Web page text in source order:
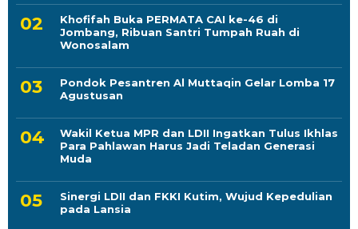
Khofifah Buka PERMATA CAI ke-46 di
Jombang, Ribuan Santri Tumpah Ruah di
Wonosalam
Pondok Pesantren Al Muttaqin Gelar Lomba 17
Agustusan
Wakil Ketua MPR dan LDII Ingatkan Tulus Ikhlas
Para Pahlawan Harus Jadi Teladan Generasi
Muda
Sinergi LDII dan FKKI Kutim, Wujud Kepedulian
pada Lansia